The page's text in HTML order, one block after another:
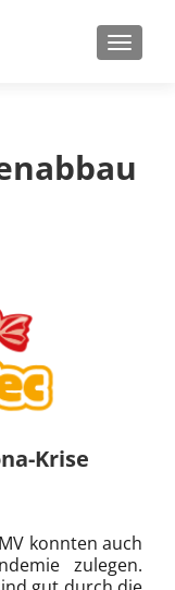
MENU
Krise
konnten auch
zulegen.